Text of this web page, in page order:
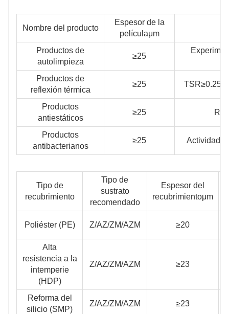
Nombre del producto
Espesor de la
películaμm
Productos de
autolimpieza
≥25
Productos de
reflexión térmica
≥25 TSR≥0.25,
Productos
antiestáticos
≥25
Productos
antibacterianos
≥25 Actividad
Tipo de
recubrimiento
Tipo de
sustrato
recomendado
Espesor del
recubrimientoμm
Poliéster (PE) Z/AZ/ZM/AZM ≥20
Alta
resistencia a la
intemperie
(HDP)
Z/AZ/ZM/AZM ≥23
Reforma del
silicio (SMP)
Z/AZ/ZM/AZM ≥23